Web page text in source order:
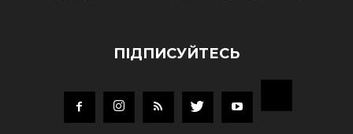
ПІДПИСУЙТЕСЬ